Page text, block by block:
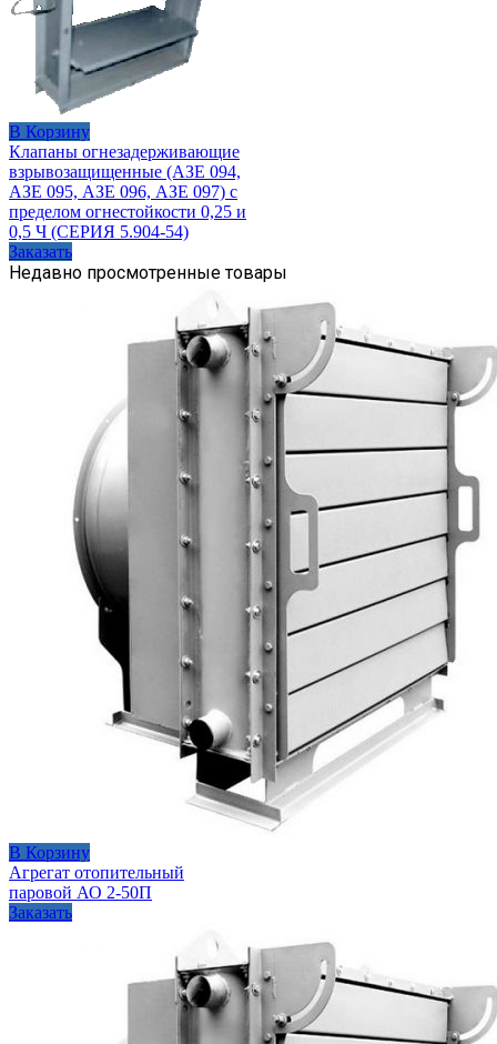
В Корзину
Клапаны огнезадерживающие
взрывозащищенные (АЗЕ 094,
АЗЕ 095, АЗЕ 096, АЗЕ 097) с
пределом огнестойкости 0,25 и
0,5 Ч (СЕРИЯ 5.904-54)
Заказать
Недавно просмотренные товары
В Корзину
Агрегат отопительный
паровой АО 2-50П
Заказать